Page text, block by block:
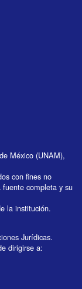
México (UNAM),
con fines no
completa y su
la institución.
Jurídicas.
dirigirse a: